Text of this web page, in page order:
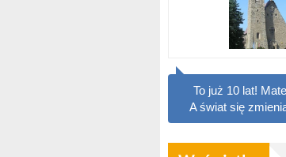
To już 10 lat!
A świat się